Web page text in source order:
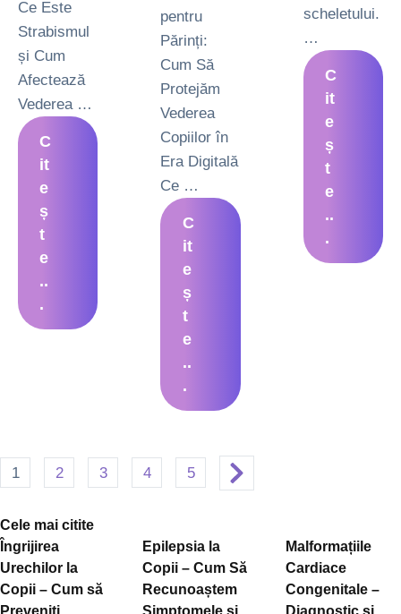
Ce Este
Strabismul
și Cum
Afectează
Vederea …
C
it
e
ș
t
e
..
.
pentru
Părinți:
Cum Să
Protejăm
Vederea
Copiilor în
Era Digitală
Ce …
C
it
e
ș
t
e
..
.
scheletului.
…
C
it
e
ș
t
e
..
.
1 2 3 4 5
Cele mai citite
Îngrijirea
Urechilor la
Copii – Cum să
Preveniți
Epilepsia la
Copii – Cum Să
Recunoaștem
Simptomele și
Malformațiile
Cardiace
Congenitale –
Diagnostic și